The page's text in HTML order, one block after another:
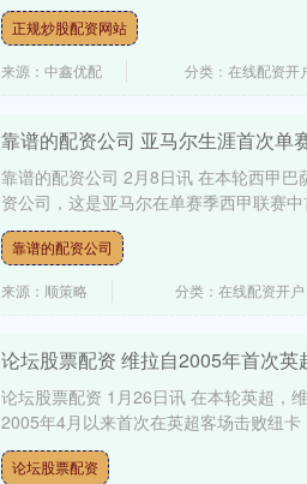
正规炒股配资网站
来源：中鑫优配 分类：在线配资开
靠谱的配资公司 亚马尔生涯首次单
靠谱的配资公司 2月8日讯 在本轮西甲
资公司，这是亚马尔在单赛季西甲联赛
靠谱的配资公司
来源：顺策略 分类：在线配资开户
论坛股票配资 维拉自2005年首次
论坛股票配资 1月26日讯 在本轮英超，
2005年4月以来首次在英超客场击败纽
论坛股票配资